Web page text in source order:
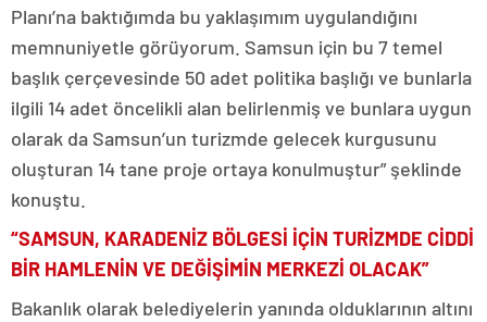
Planı’na baktığımda bu yaklaşımım uygulandığını
memnuniyetle görüyorum. Samsun için bu 7 temel
başlık çerçevesinde 50 adet politika başlığı ve bunlarla
ilgili 14 adet öncelikli alan belirlenmiş ve bunlara uygun
olarak da Samsun’un turizmde gelecek kurgusunu
oluşturan 14 tane proje ortaya konulmuştur” şeklinde
konuştu.
“SAMSUN, KARADENİZ BÖLGESİ İÇİN TURİZMDE CİDDİ
BİR HAMLENİN VE DEĞİŞİMİN MERKEZİ OLACAK”
Bakanlık olarak belediyelerin yanında olduklarının altını